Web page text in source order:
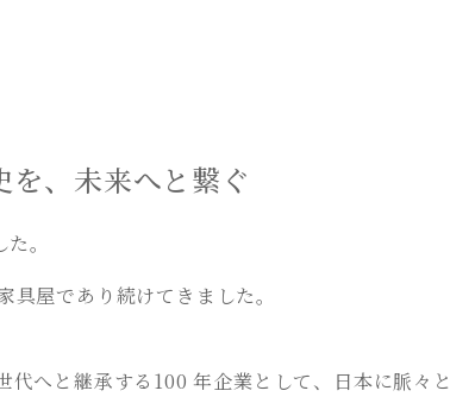
を、未来へと繋ぐ
。
屋であり続けてきました。
へと継承する100 年企業として、日本に脈々と